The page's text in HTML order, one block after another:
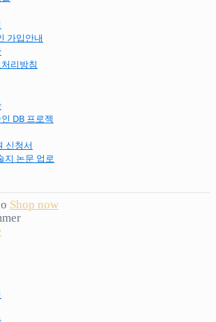
가입안내
리방침
DB 프로젝
신청서
지 논문 업로
Shop now